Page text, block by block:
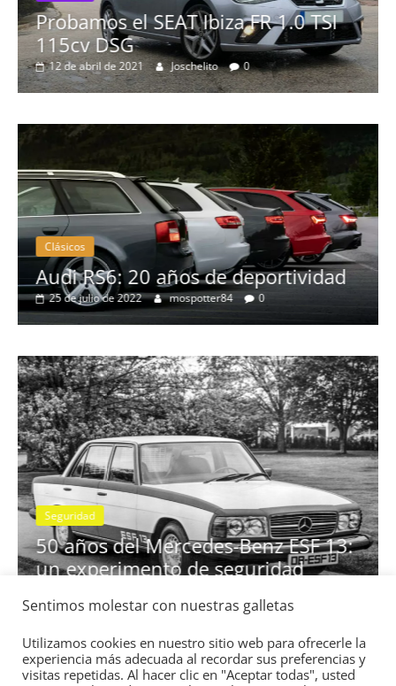
Probamos el SEAT Ibiza FR 1.0 TSI
115cv DSG
12 de abril de 2021 Joschelito 0
Clásicos
Audi RS6: 20 años de deportividad
25 de julio de 2022 mospotter84 0
Seguridad
50 años del Mercedes-Benz ESF 13:
un experimento de seguridad
Sentimos molestar con nuestras galletas
Utilizamos cookies en nuestro sitio web para ofrecerle la
experiencia más adecuada al recordar sus preferencias y
visitas repetidas. Al hacer clic en "Aceptar todas", usted